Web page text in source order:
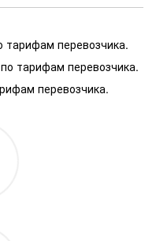
перевозчика.
тарифам перевозчика.
перевозчика.